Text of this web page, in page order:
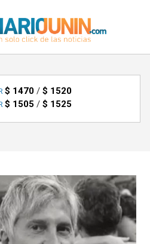
$ 1470/ $ 1520
$ 1505 / $ 1525